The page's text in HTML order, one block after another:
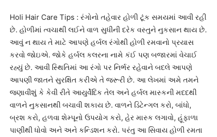
Holi Hair Care Tips : રંગોનો તહેવાર હોળી ટૂંક સમયમાં આવી રહી
છે. હોળીમાં ત્વચાથી લઈને વાળ સુધીની દરેક વસ્તુને નુકસાન થાય છે.
આવું ન થાય તે માટે આપણે હર્બલ રંગોથી હોળી રમવાનો પ્રયાસ
કરવો જોઇએ. જોકે હર્બલ કલરના નામે કંઈ પણ બજારમાં વેચાઈ
રહ્યું છે. આવી સ્થિતિમાં આ રંગો પર નિર્ભર રહેવાને બદલે આપણે
આપણી જાતને સુરક્ષિત કરીએ તે જરૂરી છે. આ લેખમાં અમે તમને
જણાવીશું કે કેવી રીતે આયુર્વેદિક તેલ અને હર્બલ માસ્કની મદદથી
વાળને નુકસાનથી બચાવી શકાય છે. વાળને ડિટેન્ગલ કરો, બાંધો,
બ્રશ કરો, હળવા શેમ્પૂનો ઉપયોગ કરો, હેર માસ્ક લગાવો, હૂંફાળા
પાણીથી ધોવો અને અને કન્ડિશન કરો. પરંતુ આ સિવાય હોળી રમતા